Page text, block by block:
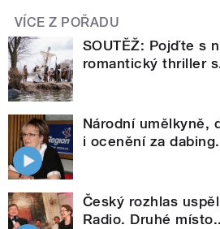
VÍCE Z POŘADU
SOUTĚŽ: Pojďte s
romantický thriller
Národní umělkyně,
i ocenění za
Český rozhlas
Radio. Druhé